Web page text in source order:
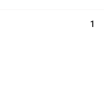
1